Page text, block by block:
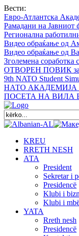
Вести:
Евро-Атлантска
Рамадани на
Регионална
Видео обраќањe од
Видео обраќање од
Зголемена соработка
ОТВОРЕН ПОВИК за
9th NATO Student
НАТО АКАДЕМИЈА
ПОСЕТА НА ВИЛА
KREU
RRETH NESH
АТА
President
Sekretar i
Presidencë
Klubi i
Klubi i
YATA
Rreth nesh
Presidencë